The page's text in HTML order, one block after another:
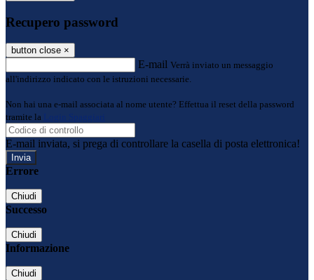
Recupero password
button close ×
E-mail Verrà inviato un messaggio
all'indirizzo indicato con le istruzioni necessarie.
Non hai una e-mail associata al nome utente? Effettua il reset della password
tramite la
Login Spaggiari
E-mail inviata, si prega di controllare la casella di posta elettronica!
Errore
Chiudi
Successo
Chiudi
Informazione
Chiudi